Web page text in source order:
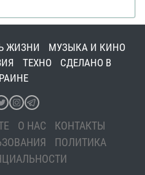
ЖИЗНИ
МУЗЫКА И КИНО
ТЕХНО
СДЕЛАНО В
О НАС
КОНТАКТЫ
ПОЛИТИКА